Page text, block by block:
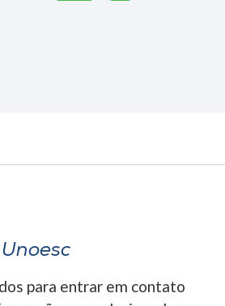
para entrar em contato